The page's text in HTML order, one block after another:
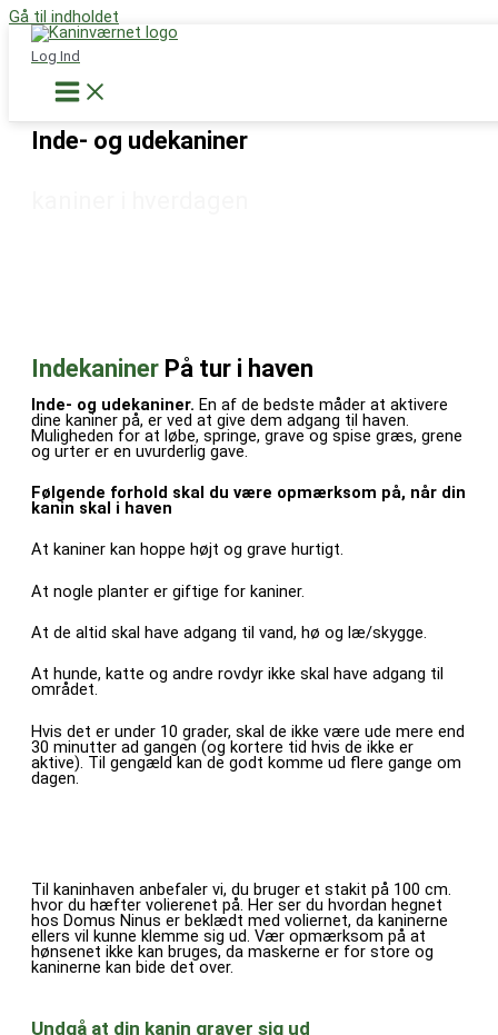
Gå til indholdet
Log Ind
Støt nu
Inde- og udekaniner
Indekaniner På tur i haven
Inde- og udekaniner. En af de bedste måder at aktivere
dine kaniner på, er ved at give dem adgang til haven.
Muligheden for at løbe, springe, grave og spise græs, grene
og urter er en uvurderlig gave.
Følgende forhold skal du være opmærksom på, når din
kanin skal i haven
At kaniner kan hoppe højt og grave hurtigt.
At nogle planter er giftige for kaniner.
At de altid skal have adgang til vand, hø og læ/skygge.
At hunde, katte og andre rovdyr ikke skal have adgang til
området.
Hvis det er under 10 grader, skal de ikke være ude mere end
30 minutter ad gangen (og kortere tid hvis de ikke er
aktive). Til gengæld kan de godt komme ud flere gange om
dagen.
Til kaninhaven anbefaler vi, du bruger et stakit på 100 cm.
hvor du hæfter volierenet på. Her ser du hvordan hegnet
hos Domus Ninus er beklædt med voliernet, da kaninerne
ellers vil kunne klemme sig ud. Vær opmærksom på at
hønsenet ikke kan bruges, da maskerne er for store og
kaninerne kan bide det over.
Undgå at din kanin graver sig ud